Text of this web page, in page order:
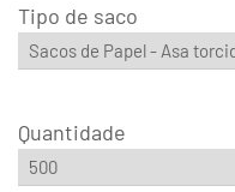
Tipo de saco
Quantidade